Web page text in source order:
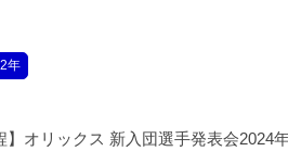
年
】オリックス 新入団選手発表会2024